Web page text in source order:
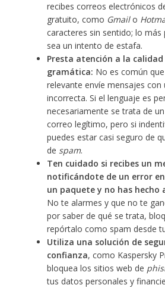
recibes correos electrónicos
gratuito, como Gmailo
caracteres sin sentido; lo más
sea un intento de estafa.
Presta atención a la
gramática: No es común
relevante envíe mensajes con
incorrecta. Si el lenguaje es
necesariamente se trata de
correo legítimo, pero si
puedes estar casi seguro de
de spam.
Ten cuidado si recibes un
notificándote de un error
un paquete y no has hecho
No te alarmes y que no te
por saber de qué se trata,
repórtalo como spam desde
Utiliza una solución de
confianza, como Kaspersky
bloquea los sitios web de
tus datos personales y